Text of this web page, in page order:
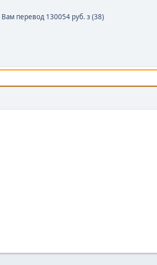
Вам перевод 130054 руб. з (38)